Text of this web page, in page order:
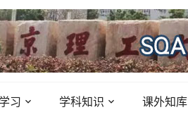
习 学科知识 课外知库